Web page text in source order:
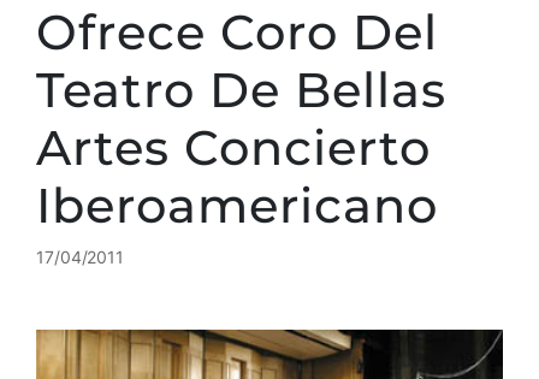
Ofrece Coro Del
Teatro De Bellas
Artes Concierto
Iberoamericano
17/04/2011